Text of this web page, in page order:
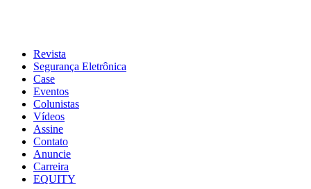
Revista
Segurança Eletrônica
Case
Eventos
Colunistas
Vídeos
Assine
Contato
Anuncie
Carreira
EQUITY